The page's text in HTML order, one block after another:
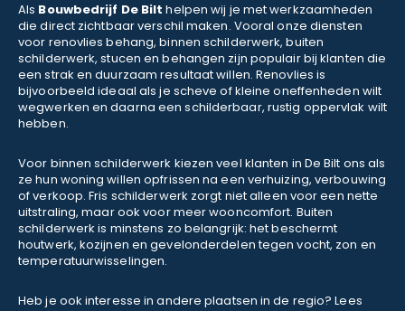
Als Bouwbedrijf De Bilt helpen wij je met werkzaamheden
die direct zichtbaar verschil maken. Vooral onze diensten
voor renovlies behang, binnen schilderwerk, buiten
schilderwerk, stucen en behangen zijn populair bij klanten die
een strak en duurzaam resultaat willen. Renovlies is
bijvoorbeeld ideaal als je scheve of kleine oneffenheden wilt
wegwerken en daarna een schilderbaar, rustig oppervlak wilt
hebben.
Voor binnen schilderwerk kiezen veel klanten in De Bilt ons als
ze hun woning willen opfrissen na een verhuizing, verbouwing
of verkoop. Fris schilderwerk zorgt niet alleen voor een nette
uitstraling, maar ook voor meer wooncomfort. Buiten
schilderwerk is minstens zo belangrijk: het beschermt
houtwerk, kozijnen en gevelonderdelen tegen vocht, zon en
temperatuurwisselingen.
Heb je ook interesse in andere plaatsen in de regio? Lees